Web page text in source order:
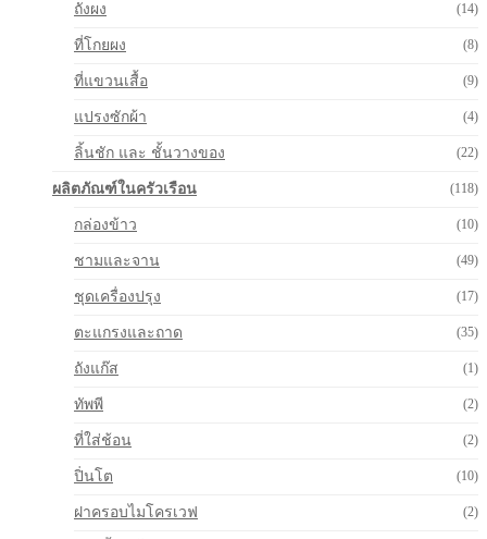
ถังผง (14)
ที่โกยผง (8)
ที่แขวนเสื้อ (9)
แปรงซักผ้า (4)
ลิ้นชัก และ ชั้นวางของ (22)
ผลิตภัณฑ์ในครัวเรือน (118)
กล่องข้าว (10)
ชามและจาน (49)
ชุดเครื่องปรุง (17)
ตะแกรงและถาด (35)
ถังแก๊ส (1)
ทัพพี (2)
ที่ใส่ช้อน (2)
ปิ่นโต (10)
ฝาครอบไมโครเวฟ (2)